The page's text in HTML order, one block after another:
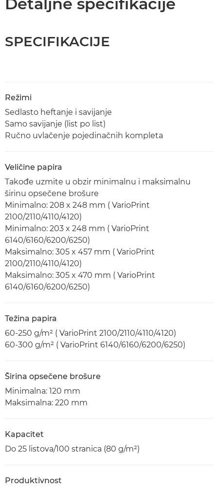
SPECIFIKACIJE
Režimi
Sedlasto heftanje i savijanje
Samo savijanje (list po list)
Ručno uvlačenje pojedinačnih kompleta
Veličine papira
Takođe uzmite u obzir minimalnu i maksimalnu
širinu opsečene brošure
Minimalno: 208 x 248 mm ( VarioPrint
2100/2110/4110/4120)
Minimalno: 203 x 248 mm ( VarioPrint
6140/6160/6200/6250)
Maksimalno: 305 x 457 mm ( VarioPrint
2100/2110/4110/4120)
Maksimalno: 305 x 470 mm ( VarioPrint
6140/6160/6200/6250)
Težina papira
60-250 g/m² ( VarioPrint 2100/2110/4110/4120)
60-300 g/m² ( VarioPrint 6140/6160/6200/6250)
Širina opsečene brošure
Minimalna: 120 mm
Maksimalna: 220 mm
Kapacitet
Do 25 listova/100 stranica (80 g/m²)
Produktivnost